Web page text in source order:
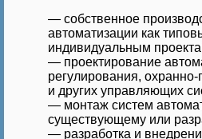
— собственное
автоматизации как
индивидуальным
— проектирование
регулирования,
и других управляющих
— монтаж систем
существующему или
— разработка и